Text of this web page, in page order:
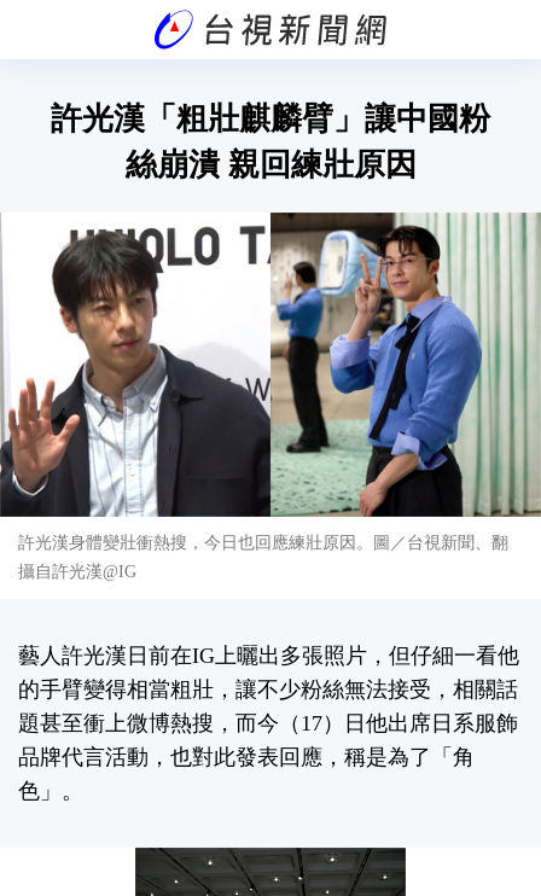
許光漢「粗壯麒麟臂」讓中國粉
絲崩潰 親回練壯原因
許光漢身體變壯衝熱搜，今日也回應練壯原因。圖／台視新聞、翻
攝自許光漢@IG
藝人許光漢日前在IG上曬出多張照片，但仔細一看他
的手臂變得相當粗壯，讓不少粉絲無法接受，相關話
題甚至衝上微博熱搜，而今（17）日他出席日系服飾
品牌代言活動，也對此發表回應，稱是為了「角
色」。